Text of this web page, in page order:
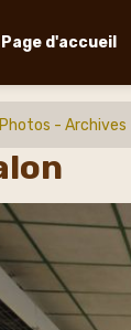
Page d'accueil
Photos - Archives